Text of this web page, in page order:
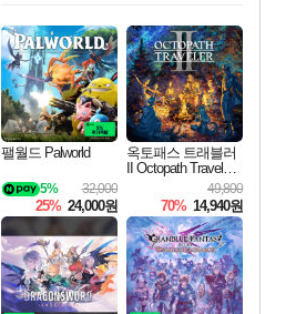
최대 90% 할인가를 만나보세요!
네이버혜택과 함께 만나보세요!
50%할인&추가 적립까지!
네이버 포인트 혜택까지!
이니&베니 혜택까지!
네이버 혜택가와 함께 예약하세요!
할인&네이버혜택으로 만나보세요!
40주년 프로모션으로 만나보세요!
할인가에 만나보세요!
일부 에디션 상시 할인!
혜택으로 예약 판매 중
편안하게 충전하세요
팰월드 Palworld
32,000
5%
25% 24,000원
옥토패스 트래블러
II Octopath Traveler I
49,800
70% 14,940원